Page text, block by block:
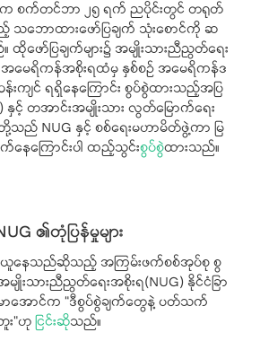
က စက်တင်ဘာ ၂၅ ရက် ညပိုင်းတွင် တရုတ်
ဘောထားဖော်ပြချက် သုံးစောင်ကို ဆ
ော်ပြချက်များ၌ အမျိုးသားညီညွတ်ရေး
အမေရိကန်အစိုးရထံမှ နှစ်စဉ် အမေရိကန်ဒ
းကျင် ရရှိနေကြောင်း စွပ်စွဲထားသည့်အပြ
နှင့် တအာင်းအမျိုးသား လွတ်မြောက်ရေး
သည် NUG နှင့် စစ်ရေးမဟာမိတ်ဖွဲ့ကာ မြ
ေကြောင်းပါ ထည့်သွင်းစွပ်စွဲထားသည်။
၏တုံပြန်မှုများ
ယူနေသည်ဆိုသည့် အကြမ်းဖက်စစ်အုပ်စု စွ
းသားညီညွတ်ရေးအစိုးရ(NUG) နိုင်ငံခြာ
မာအောင်က “ဒီစွပ်စွဲချက်တွေနဲ့ ပတ်သက်
”ဟု ငြင်းဆိုသည်။